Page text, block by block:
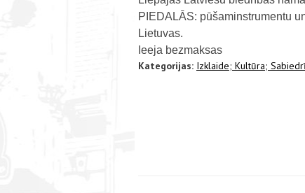
PIEDALĀS: pūšaminstrumentu
Lietuvas.
Ieeja bezmaksas
Kategorijas: Izklaide; Kultūra;